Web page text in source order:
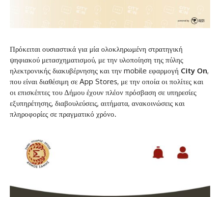
Πρόκειται ουσιαστικά για μία ολοκληρωμένη στρατηγική
ψηφιακού μετασχηματισμού, με την υλοποίηση της πύλης
ηλεκτρονικής διακυβέρνησης και την mobile εφαρμογή City On,
που είναι διαθέσιμη σε App Stores, με την οποία οι πολίτες και
οι επισκέπτες του Δήμου έχουν πλέον πρόσβαση σε υπηρεσίες
εξυπηρέτησης, διαβουλεύσεις, αιτήματα, ανακοινώσεις και
πληροφορίες σε πραγματικό χρόνο.